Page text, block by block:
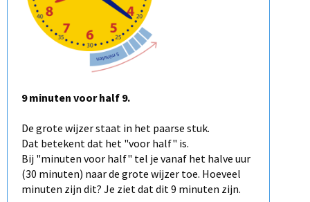
9 minuten voor half 9.
De grote wijzer staat in het paarse stuk.
Dat betekent dat het "voor half" is.
Bij "minuten voor half" tel je vanaf het halve uur
(30 minuten) naar de grote wijzer toe. Hoeveel
minuten zijn dit? Je ziet dat dit 9 minuten zijn.